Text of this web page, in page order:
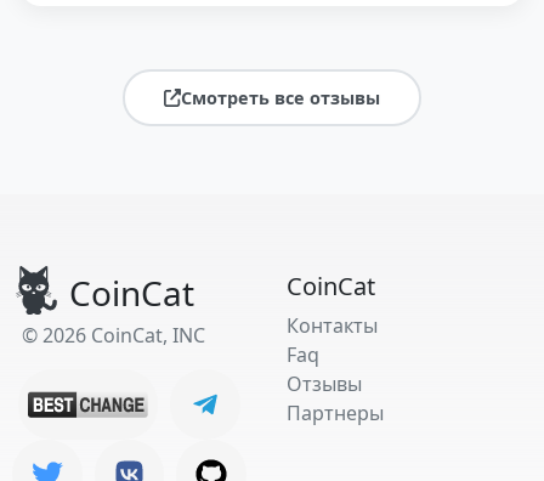
Смотреть все отзывы
CoinCat
© 2026 CoinCat, INC
CoinCat
Контакты
Faq
Отзывы
Партнеры